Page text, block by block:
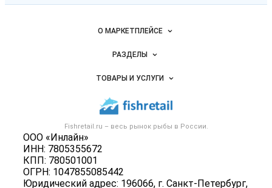
Важные разделы и контакты
Fishretail.ru – весь рынок рыбы в России.
ООО «Инлайн»
ИНН: 7805355672
КПП: 780501001
ОГРН: 1047855085442
Юридический адрес: 196066, г. Санкт-Петербург,
Навигация по сайтуО МАРКЕТПЛЕЙСЕ
Новости Fishretail.ru
Размещение рекламы
Публичная оферта
Контактная информация
Политика обработки персональных данных
РАЗДЕЛЫ
Объявления
Новости рынка
Вакансии
ТОВАРЫ И УСЛУГИ
Икра
Рыбопосадочный материал
Полуфабрикаты